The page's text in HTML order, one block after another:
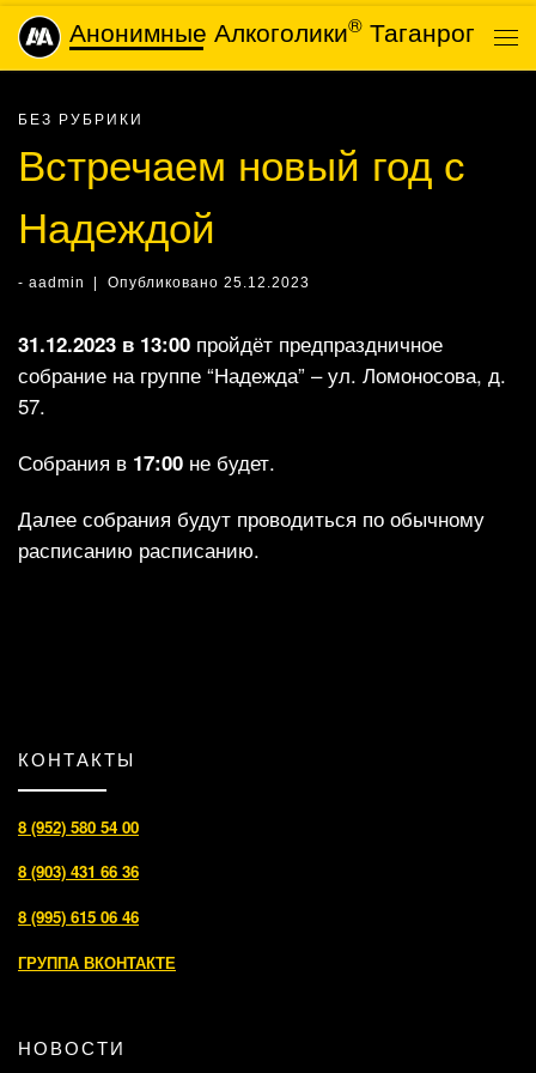
Skip to content
Анонимные Алкоголики® Таганрог
БЕЗ РУБРИКИ
Встречаем новый год с
Надеждой
- aadmin | Опубликовано 25.12.2023
31.12.2023 в 13:00 пройдёт предпраздничное
собрание на группе “Надежда” – ул. Ломоносова, д.
57.
Собрания в 17:00 не будет.
Далее собрания будут проводиться по обычному
расписанию расписанию.
КОНТАКТЫ
8 (952) 580 54 00
8 (903) 431 66 36
8 (995) 615 06 46
ГРУППА ВКОНТАКТЕ
НОВОСТИ